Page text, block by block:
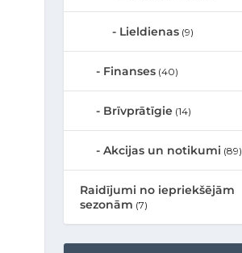
Lieldienas (9)
Finanses (40)
Brīvprātīgie (14)
Akcijas un notikumi (89)
Raidījumi no iepriekšējām
sezonām (7)